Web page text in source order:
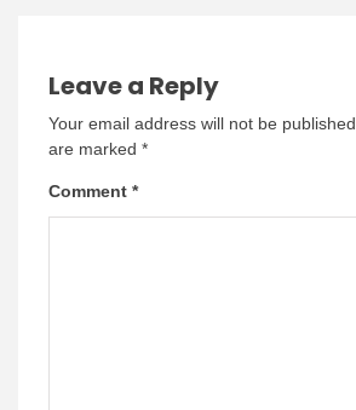
Leave a Reply
Your email address will not be published.
are marked *
Comment *